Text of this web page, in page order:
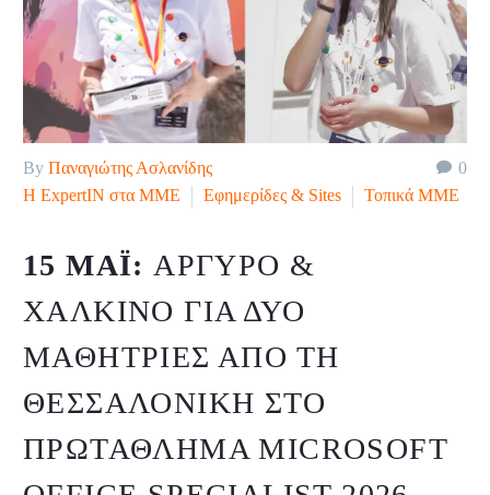
0
By Παναγιώτης Ασλανίδης
H ExpertIN στα ΜΜΕ
Εφημερίδες & Sites Τοπικά ΜΜΕ
15 ΜΆΙ:ΑΡΓΥΡΌ &
ΧΆΛΚΙΝΟ ΓΙΑ ΔΎΟ
ΜΑΘΉΤΡΙΕΣ ΑΠΌ ΤΗ
ΘΕΣΣΑΛΟΝΊΚΗ ΣΤΟ
ΠΡΩΤΆΘΛΗΜΑ MICROSOFT